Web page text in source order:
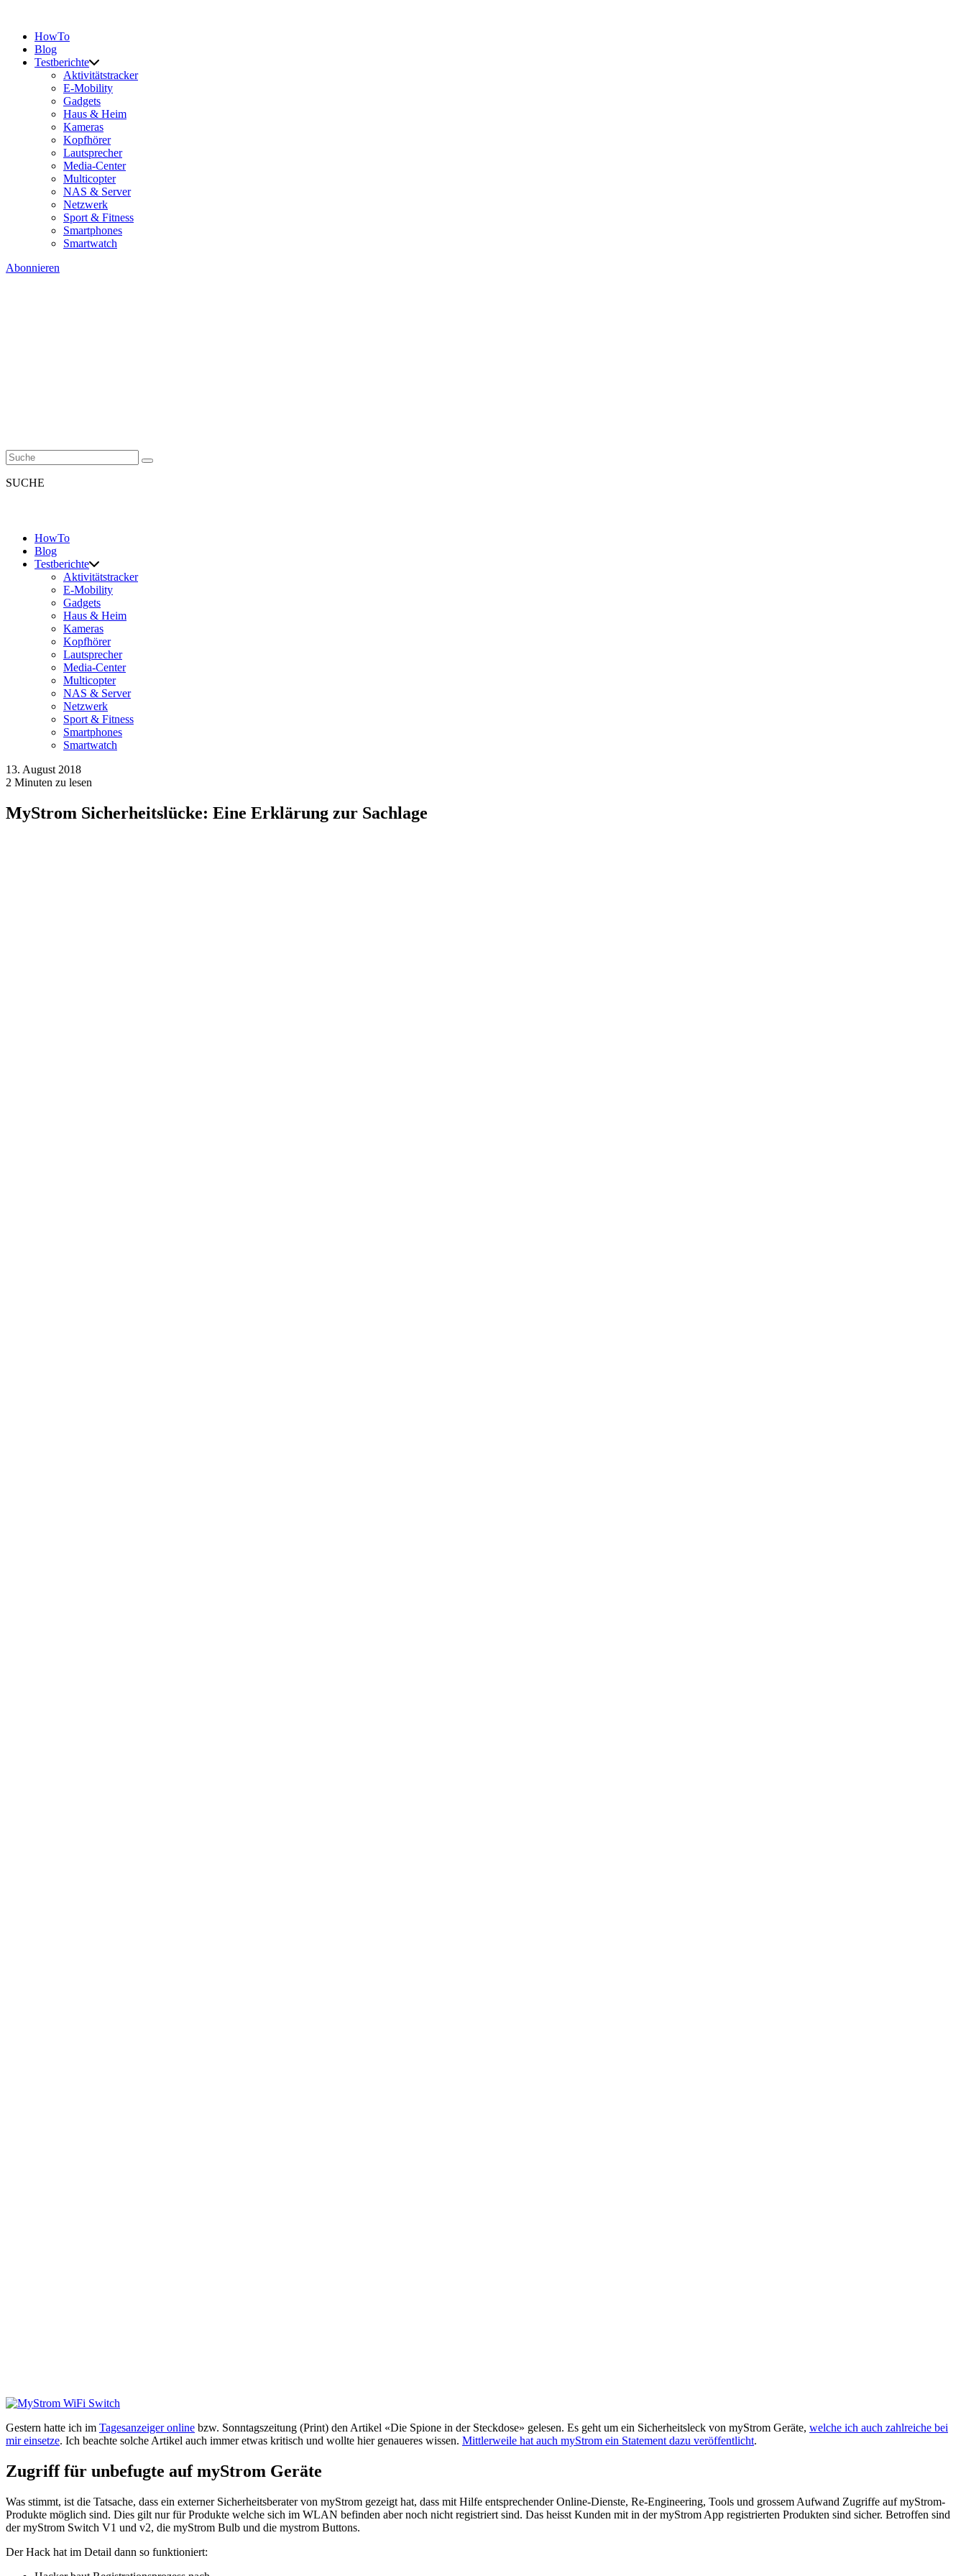
HowTo
Blog
Testberichte
Aktivitätstracker
E-Mobility
Gadgets
Haus & Heim
Kameras
Kopfhörer
Lautsprecher
Media-Center
Multicopter
NAS & Server
Netzwerk
Sport & Fitness
Smartphones
Smartwatch
Abonnieren
SUCHE
HowTo
Blog
Testberichte
Aktivitätstracker
E-Mobility
Gadgets
Haus & Heim
Kameras
Kopfhörer
Lautsprecher
Media-Center
Multicopter
NAS & Server
Netzwerk
Sport & Fitness
Smartphones
Smartwatch
13. August 2018
2 Minuten zu lesen
MyStrom Sicherheitslücke: Eine Erklärung zur Sachlage
Gestern hatte ich im Tagesanzeiger online bzw. Sonntagszeitung (Print) den Artikel «Die Spione in der Steckdose» gelesen. Es geht um ein Sicherheitsleck von myStrom Geräte, welche ich auch zahlreiche bei
mir einsetze. Ich beachte solche Artikel auch immer etwas kritisch und wollte hier genaueres wissen. Mittlerweile hat auch myStrom ein Statement dazu veröffentlicht.
Zugriff für unbefugte auf myStrom Geräte
Was stimmt, ist die Tatsache, dass ein externer Sicherheitsberater von myStrom gezeigt hat, dass mit Hilfe entsprechender Online-Dienste, Re-Engineering, Tools und grossem Aufwand Zugriffe auf myStrom-
Produkte möglich sind. Dies gilt nur für Produkte welche sich im WLAN befinden aber noch nicht registriert sind. Das heisst Kunden mit in der myStrom App registrierten Produkten sind sicher. Betroffen sind
der myStrom Switch V1 und v2, die myStrom Bulb und die mystrom Buttons.
Der Hack hat im Detail dann so funktioniert: